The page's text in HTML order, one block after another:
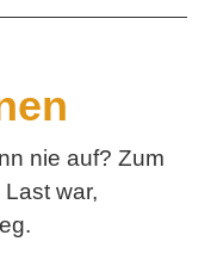
nie auf? Zum
war,